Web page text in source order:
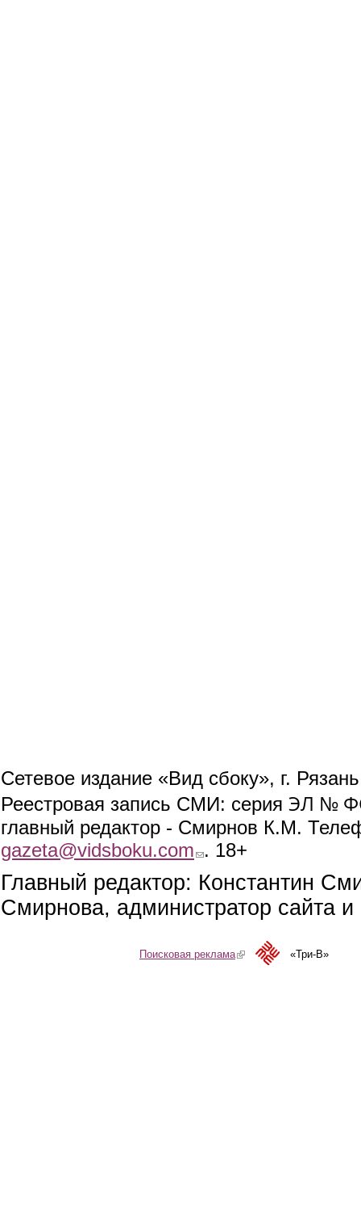
Сетевое издание «Вид сбоку», г.
Реестровая запись СМИ: серия ЭЛ №
главный редактор - Смирнов К.М.
gazeta@vidsboku.com (link sends e-mail)
. 18+
Главный редактор: Константин
Смирнова, администратор сайта
Поисковая реклама(link is external)«Три-В»